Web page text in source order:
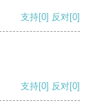
支持[0] 反对[0]
支持[0] 反对[0]